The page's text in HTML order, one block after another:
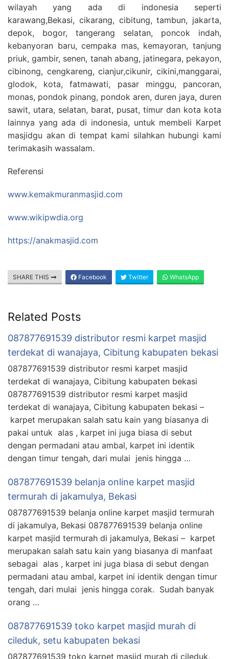
wilayah yang ada di indonesia seperti
karawang,Bekasi, cikarang, cibitung, tambun, jakarta,
depok, bogor, tangerang selatan, poncok indah,
kebanyoran baru, cempaka mas, kemayoran, tanjung
priuk, gambir, senen, tanah abang, jatinegara, pekayon,
cibinong, cengkareng, cianjur,cikunir, cikini,manggarai,
glodok, kota, fatmawati, pasar minggu, pancoran,
monas, pondok pinang, pondok aren, duren jaya, duren
sawit, utara, selatan, barat, pusat, timur dan kota kota
lainnya yang ada di indonesia, untuk membeli Karpet
masjidgu akan di tempat kami silahkan hubungi kami
terimakasih wassalam.
Referensi
www.kemakmuranmasjid.com
www.wikipwdia.org
https://anakmasjid.com
SHARE THIS Facebook Twitter WhatsApp
Related Posts
087877691539 distributor resmi karpet masjid
terdekat di wanajaya, Cibitung kabupaten bekasi
087877691539 distributor resmi karpet masjid
terdekat di wanajaya, Cibitung kabupaten bekasi
087877691539 distributor resmi karpet masjid
terdekat di wanajaya, Cibitung kabupaten bekasi –
karpet merupakan salah satu kain yang biasanya di
pakai untuk alas , karpet ini juga biasa di sebut
dengan permadani atau ambal, karpet ini identik
dengan timur tengah, dari mulai jenis hingga …
087877691539 belanja online karpet masjid
termurah di jakamulya, Bekasi
087877691539 belanja online karpet masjid termurah
di jakamulya, Bekasi 087877691539 belanja online
karpet masjid termurah di jakamulya, Bekasi – karpet
merupakan salah satu kain yang biasanya di manfaat
sebagai alas , karpet ini juga biasa di sebut dengan
permadani atau ambal, karpet ini identik dengan timur
tengah, dari mulai jenis hingga corak. Sudah banyak
orang …
087877691539 toko karpet masjid murah di
cileduk, setu kabupaten bekasi
087877691539 toko karpet masjid murah di cileduk,